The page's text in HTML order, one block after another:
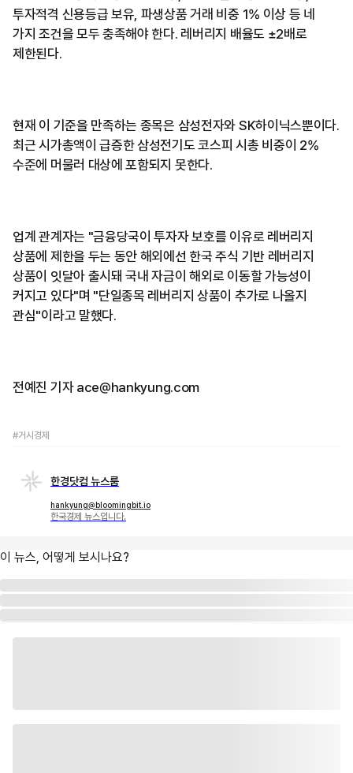
투자적격 신용등급 보유, 파생상품 거래 비중 1% 이상 등 네
가지 조건을 모두 충족해야 한다. 레버리지 배율도 ±2배로
제한된다.
현재 이 기준을 만족하는 종목은 삼성전자와 SK하이닉스뿐이다.
최근 시가총액이 급증한 삼성전기도 코스피 시총 비중이 2%
수준에 머물러 대상에 포함되지 못한다.
업계 관계자는 "금융당국이 투자자 보호를 이유로 레버리지
상품에 제한을 두는 동안 해외에선 한국 주식 기반 레버리지
상품이 잇달아 출시돼 국내 자금이 해외로 이동할 가능성이
커지고 있다"며 "단일종목 레버리지 상품이 추가로 나올지
관심"이라고 말했다.
전예진 기자 ace@hankyung.com
#거시경제
한경닷컴 뉴스룸
hankyung@bloomingbit.io
한국경제 뉴스입니다.
이 뉴스, 어떻게 보시나요?